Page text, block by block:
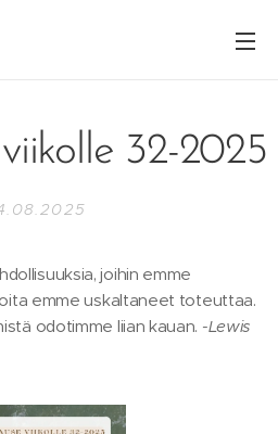
32-2025
joihin emme
emme uskaltaneet toteuttaa.
odotimme liian kauan. -Lewis